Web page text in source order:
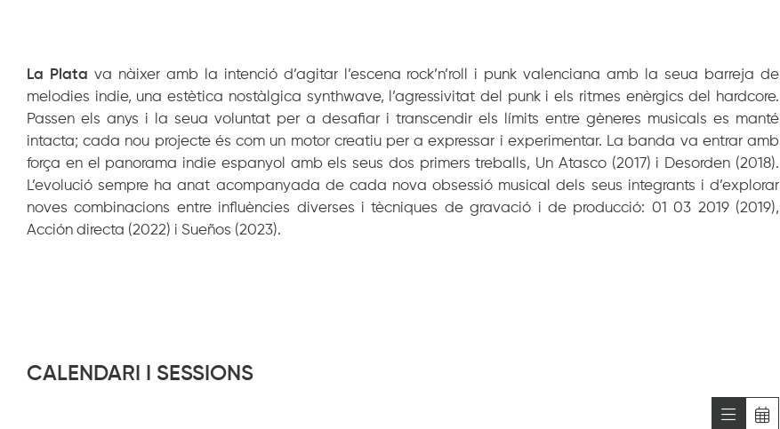
La Plata va nàixer amb la intenció d’agitar l’escena rock’n’roll i punk valenciana amb la seua barreja de
melodies indie, una estètica nostàlgica synthwave, l’agressivitat del punk i els ritmes enèrgics del hardcore.
Passen els anys i la seua voluntat per a desafiar i transcendir els límits entre gèneres musicals es manté
intacta; cada nou projecte és com un motor creatiu per a expressar i experimentar. La banda va entrar amb
força en el panorama indie espanyol amb els seus dos primers treballs, Un Atasco (2017) i Desorden (2018).
L’evolució sempre ha anat acompanyada de cada nova obsessió musical dels seus integrants i d’explorar
noves combinacions entre influències diverses i tècniques de gravació i de producció: 01 03 2019 (2019),
Acción directa (2022) i Sueños (2023).
CALENDARI I SESSIONS